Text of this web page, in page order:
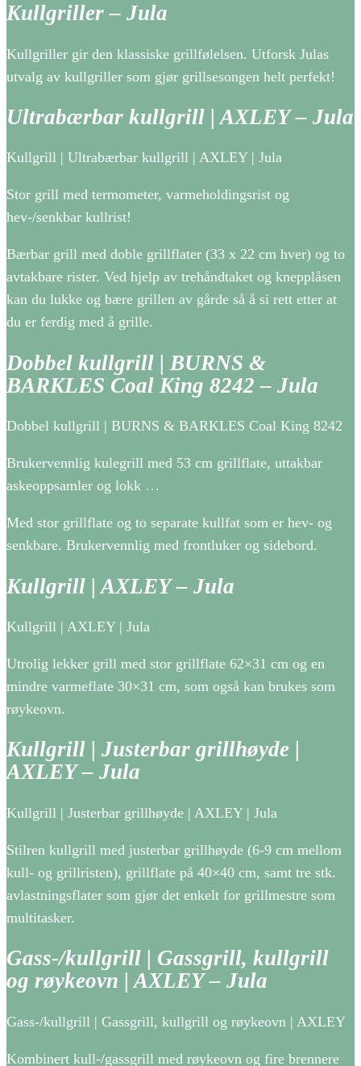
Kullgriller – Jula
Kullgriller gir den klassiske grillfølelsen. Utforsk Julas
utvalg av kullgriller som gjør grillsesongen helt perfekt!
Ultrabærbar kullgrill | AXLEY – Jula
Kullgrill | Ultrabærbar kullgrill | AXLEY | Jula
Stor grill med termometer, varmeholdingsrist og
hev-/senkbar kullrist!
Bærbar grill med doble grillflater (33 x 22 cm hver) og to
avtakbare rister. Ved hjelp av trehåndtaket og knepplåsen
kan du lukke og bære grillen av gårde så å si rett etter at
du er ferdig med å grille.
Dobbel kullgrill | BURNS &
BARKLES Coal King 8242 – Jula
Dobbel kullgrill | BURNS & BARKLES Coal King 8242
Brukervennlig kulegrill med 53 cm grillflate, uttakbar
askeoppsamler og lokk …
Med stor grillflate og to separate kullfat som er hev- og
senkbare. Brukervennlig med frontluker og sidebord.
Kullgrill | AXLEY – Jula
Kullgrill | AXLEY | Jula
Utrolig lekker grill med stor grillflate 62×31 cm og en
mindre varmeflate 30×31 cm, som også kan brukes som
røykeovn.
Kullgrill | Justerbar grillhøyde |
AXLEY – Jula
Kullgrill | Justerbar grillhøyde | AXLEY | Jula
Stilren kullgrill med justerbar grillhøyde (6-9 cm mellom
kull- og grillristen), grillflate på 40×40 cm, samt tre stk.
avlastningsflater som gjør det enkelt for grillmestre som
multitasker.
Gass-/kullgrill | Gassgrill, kullgrill
og røykeovn | AXLEY – Jula
Gass-/kullgrill | Gassgrill, kullgrill og røykeovn | AXLEY
Kombinert kull-/gassgrill med røykeovn og fire brennere